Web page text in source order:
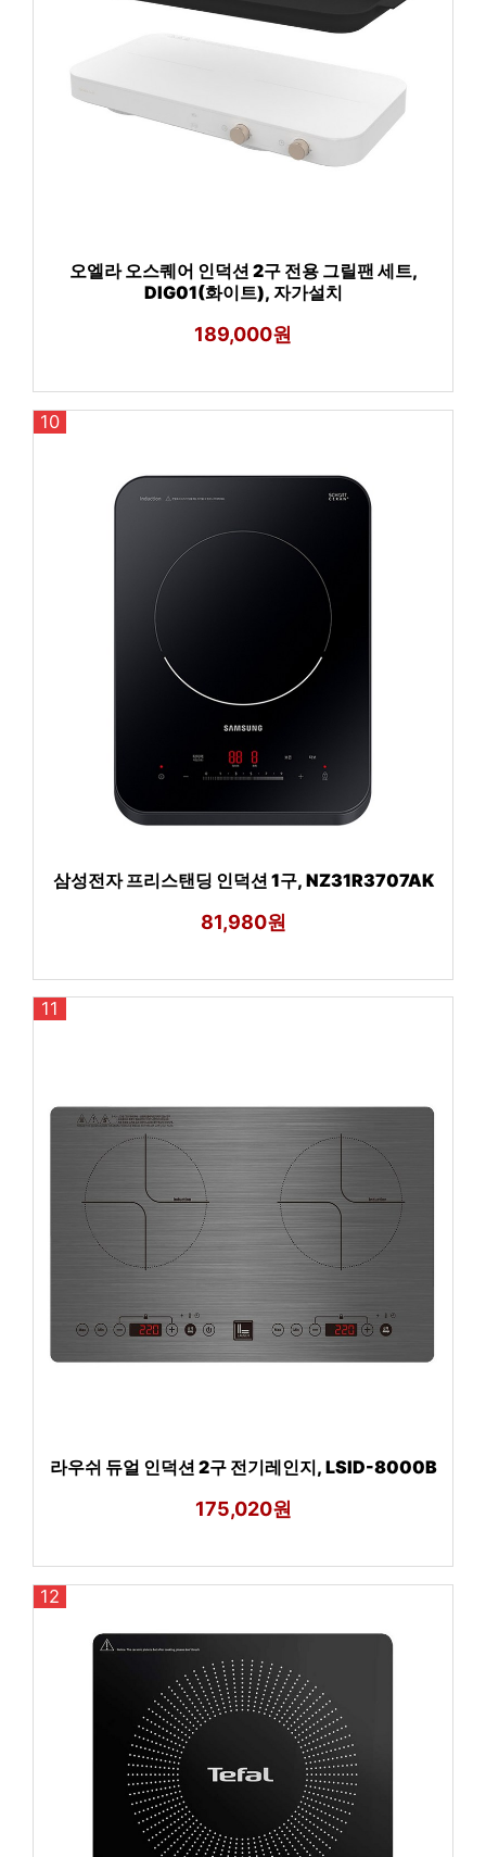
오엘라 오스퀘어 인덕션 2구 전용 그릴팬 세트,
DIG01(화이트), 자가설치
189,000원
10
삼성전자 프리스탠딩 인덕션 1구, NZ31R3707AK
81,980원
11
라우쉬 듀얼 인덕션 2구 전기레인지, LSID-8000B
175,020원
12